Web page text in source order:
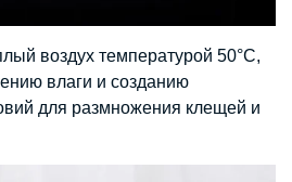
воздух температурой 50°C,
влаги и созданию
для размножения клещей и